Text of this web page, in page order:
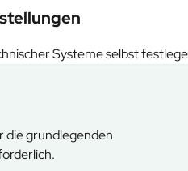
Systeme selbst
die grundlegenden
kurzfristig eine